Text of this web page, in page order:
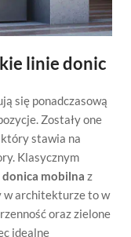
linie donic
się ponadczasową
Zostały one
stawia na
Klasycznym
donica mobilna z
w architekturze to w
oraz zielone
idealne